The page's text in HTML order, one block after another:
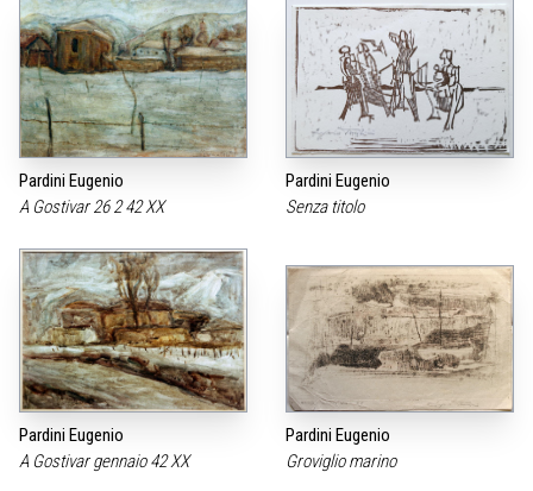
Pardini Eugenio
A Gostivar 26 2 42 XX
Pardini Eugenio
Senza titolo
Pardini Eugenio
A Gostivar gennaio 42 XX
Pardini Eugenio
Groviglio marino